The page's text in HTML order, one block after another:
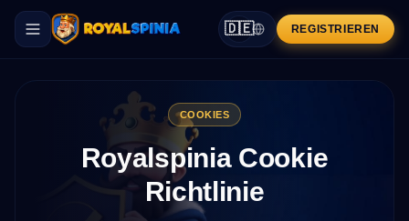
🇩🇪 REGISTRIEREN
COOKIES
Royalspinia Cookie
Richtlinie